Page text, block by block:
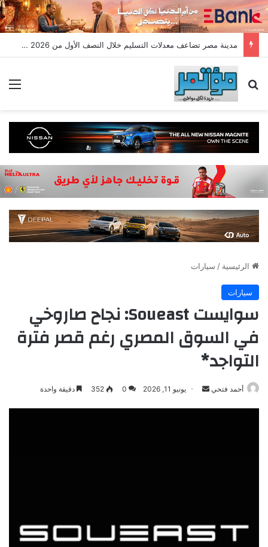
مدينة مصر تضاعف معدلات التسليم خلال النصف الأول من 2026 وتسجل مبيعات جديدة بقيمة 28.4 مليار جنيه
بحث عن
الرئيسية / سيارات
سيارات
سوايست Soueast: نجاح صاروخي
في السوق المصري رغم قصر فترة
التواجد*
أحمد فتحي
أرسل يونيو 11, 2026 0
352 دقيقة واحدة